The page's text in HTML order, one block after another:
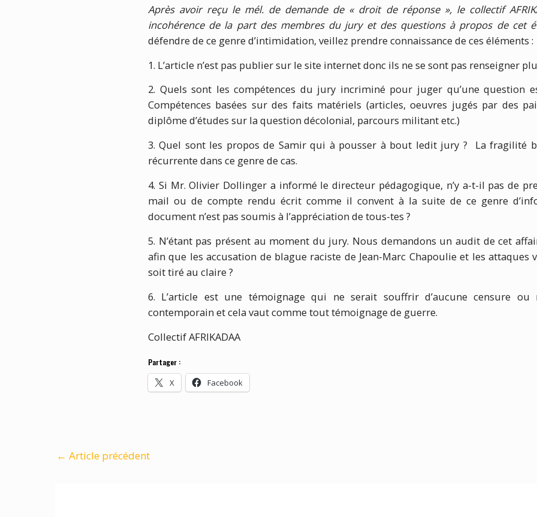
Après avoir reçu le mél. de demande de « droit de réponse », le collectif
incohérence de la part des membres du jury et des questions à propos de cet
défendre de ce genre d’intimidation, veillez prendre connaissance de ces éléments :
1. L’article n’est pas publier sur le site internet donc ils ne se sont pas renseigner
2. Quels sont les compétences du jury incriminé pour juger qu’une question
Compétences basées sur des faits matériels (articles, oeuvres jugés par des
diplôme d’études sur la question décolonial, parcours militant etc.)
3. Quel sont les propos de Samir qui à pousser à bout ledit jury ? La fragilité
récurrente dans ce genre de cas.
4. Si Mr. Olivier Dollinger a informé le directeur pédagogique, n’y a-t-il pas de
mail ou de compte rendu écrit comme il convent à la suite de ce genre
document n’est pas soumis à l’appréciation de tous-tes ?
5. N’étant pas présent au moment du jury. Nous demandons un audit de cet
afin que les accusation de blague raciste de Jean-Marc Chapoulie et les
soit tiré au claire ?
6. L’article est une témoignage qui ne serait souffrir d’aucune censure
contemporain et cela vaut comme tout témoignage de guerre.
Collectif AFRIKADAA
Partager :
X Facebook
← Article précédent